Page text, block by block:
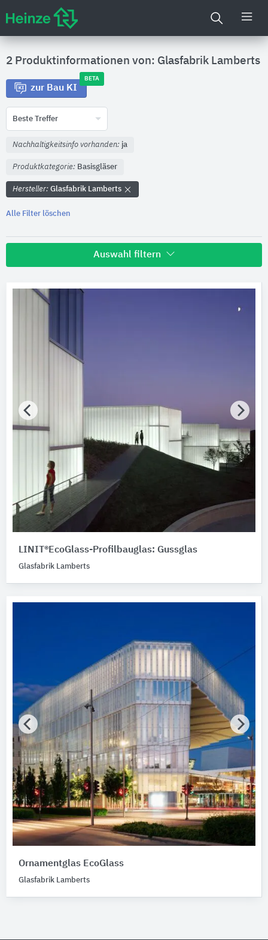
2 Produktinformationen von: Glasfabrik Lamberts
zur Bau KI
BETA
Beste Treffer
Nachhaltigkeitsinfo vorhanden: ja
Produktkategorie: Basisgläser
Hersteller: Glasfabrik Lamberts
Alle Filter löschen
Auswahl filtern
Glasfabrik Lamberts
Bitte auswählen
Nachhaltigkeitsinfo vorhanden
Merkmale / Eigenschaften
Bitte auswählen
Produktkategorie
Basisgläser
Gebäude-Bauteile
Bitte auswählen
LINIT®EcoGlass-Profilbauglas: Gussglas
Glasfabrik Lamberts
Ornamentglas EcoGlass
Glasfabrik Lamberts